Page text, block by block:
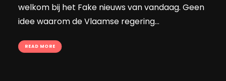
welkom bij het Fake nieuws van vandaag. Geen
idee waarom de Vlaamse regering...
READ MORE